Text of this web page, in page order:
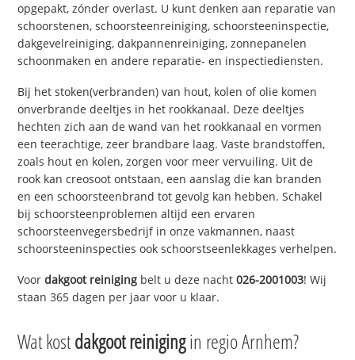
opgepakt, zónder overlast. U kunt denken aan reparatie van
schoorstenen, schoorsteenreiniging, schoorsteeninspectie,
dakgevelreiniging, dakpannenreiniging, zonnepanelen
schoonmaken en andere reparatie- en inspectiediensten.
Bij het stoken(verbranden) van hout, kolen of olie komen
onverbrande deeltjes in het rookkanaal. Deze deeltjes
hechten zich aan de wand van het rookkanaal en vormen
een teerachtige, zeer brandbare laag. Vaste brandstoffen,
zoals hout en kolen, zorgen voor meer vervuiling. Uit de
rook kan creosoot ontstaan, een aanslag die kan branden
en een schoorsteenbrand tot gevolg kan hebben. Schakel
bij schoorsteenproblemen altijd een ervaren
schoorsteenvegersbedrijf in onze vakmannen, naast
schoorsteeninspecties ook schoorstseenlekkages verhelpen.
Voordakgoot reiniging belt u deze nacht026-2001003! Wij
staan 365 dagen per jaar voor u klaar.
Wat kostdakgoot reinigingin regio Arnhem?